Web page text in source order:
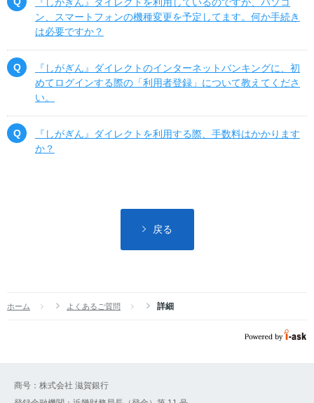
ン、スマートフォンの機種変更を予定してます。何か手続き
は必要ですか？
『しがぎん』ダイレクトのインターネットバンキングに、初
めてログインする際の「利用者登録」について教えてくださ
い。
『しがぎん』ダイレクトを利用する際、手数料はかかります
か？
戻る
ホーム よくあるご質問 詳細
商号：株式会社 滋賀銀行